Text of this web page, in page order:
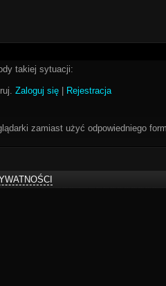
takiej sytuacji:
Zaloguj się
Rejestracja
zamiast użyć odpowiedniego